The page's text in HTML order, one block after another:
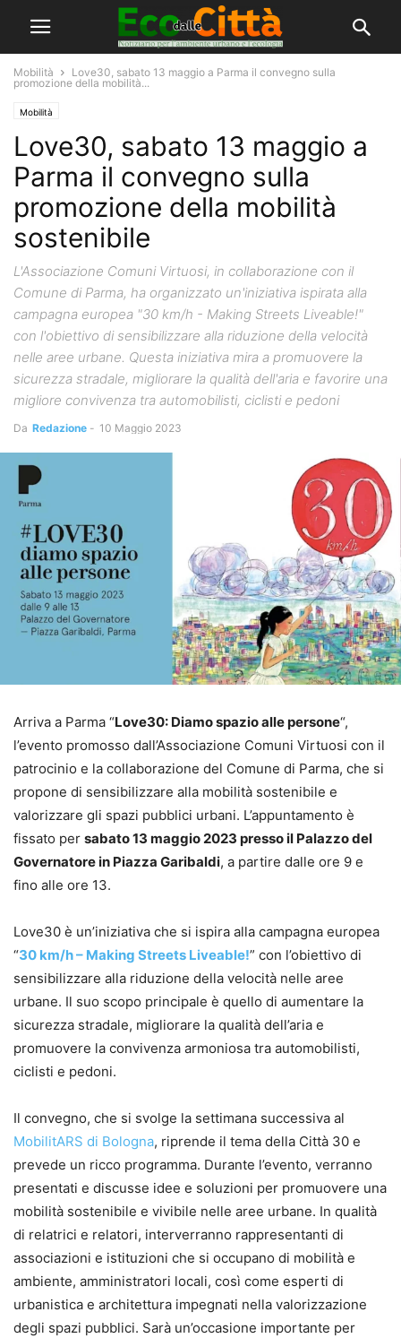
Mobilità
Love30, sabato 13 maggio a Parma il convegno sulla
promozione della mobilità...
Mobilità
Love30, sabato 13 maggio a
Parma il convegno sulla
promozione della mobilità
sostenibile
L'Associazione Comuni Virtuosi, in collaborazione con il
Comune di Parma, ha organizzato un'iniziativa ispirata alla
campagna europea "30 km/h - Making Streets Liveable!"
con l'obiettivo di sensibilizzare alla riduzione della velocità
nelle aree urbane. Questa iniziativa mira a promuovere la
sicurezza stradale, migliorare la qualità dell'aria e favorire una
migliore convivenza tra automobilisti, ciclisti e pedoni
Da Redazione - 10 Maggio 2023
Arriva a Parma “Love30: Diamo spazio alle persone“,
l’evento promosso dall’Associazione Comuni Virtuosi con il
patrocinio e la collaborazione del Comune di Parma, che si
propone di sensibilizzare alla mobilità sostenibile e
valorizzare gli spazi pubblici urbani. L’appuntamento è
fissato per sabato 13 maggio 2023 presso il Palazzo del
Governatore in Piazza Garibaldi, a partire dalle ore 9 e
fino alle ore 13.
Love30 è un’iniziativa che si ispira alla campagna europea
“30 km/h – Making Streets Liveable!” con l’obiettivo di
sensibilizzare alla riduzione della velocità nelle aree
urbane. Il suo scopo principale è quello di aumentare la
sicurezza stradale, migliorare la qualità dell’aria e
promuovere la convivenza armoniosa tra automobilisti,
ciclisti e pedoni.
Il convegno, che si svolge la settimana successiva al
MobilitARS di Bologna, riprende il tema della Città 30 e
prevede un ricco programma. Durante l’evento, verranno
presentati e discusse idee e soluzioni per promuovere una
mobilità sostenibile e vivibile nelle aree urbane. In qualità
di relatrici e relatori, interverranno rappresentanti di
associazioni e istituzioni che si occupano di mobilità e
ambiente, amministratori locali, così come esperti di
urbanistica e architettura impegnati nella valorizzazione
degli spazi pubblici. Sarà un’occasione importante per